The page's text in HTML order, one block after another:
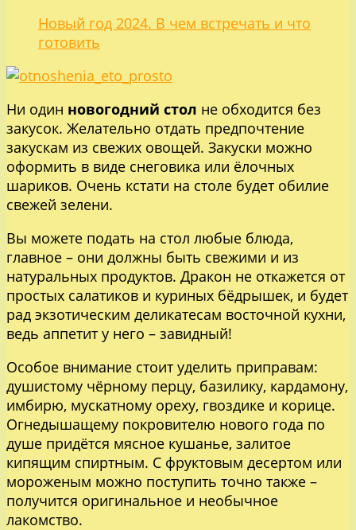
Новый год 2024. В чем встречать и что
готовить
Ни один новогодний стол не обходится без
закусок. Желательно отдать предпочтение
закускам из свежих овощей. Закуски можно
оформить в виде снеговика или ёлочных
шариков. Очень кстати на столе будет обилие
свежей зелени.
Вы можете подать на стол любые блюда,
главное – они должны быть свежими и из
натуральных продуктов. Дракон не откажется от
простых салатиков и куриных бёдрышек, и будет
рад экзотическим деликатесам восточной кухни,
ведь аппетит у него – завидный!
Особое внимание стоит уделить приправам:
душистому чёрному перцу, базилику, кардамону,
имбирю, мускатному ореху, гвоздике и корице.
Огнедышащему покровителю нового года по
душе придётся мясное кушанье, залитое
кипящим спиртным. С фруктовым десертом или
мороженым можно поступить точно также –
получится оригинальное и необычное
лакомство.